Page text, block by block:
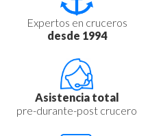
Expertos en cruceros
desde 1994
Asistencia total
pre-durante-post crucero